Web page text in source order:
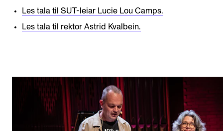
Les tala til SUT-leiar Lucie Lou Camps.
Les tala til rektor Astrid Kvalbein.